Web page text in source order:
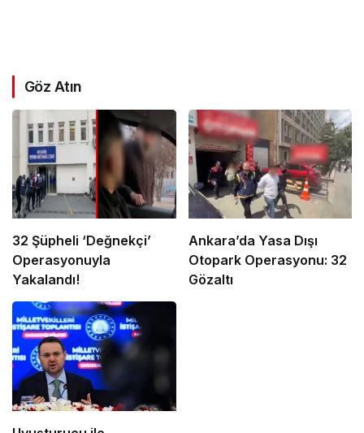
Göz Atın
32 Şüpheli ‘Değnekçi’
Operasyonuyla
Yakalandı!
Ankara’da Yasa Dışı
Otopark Operasyonu: 32
Gözaltı